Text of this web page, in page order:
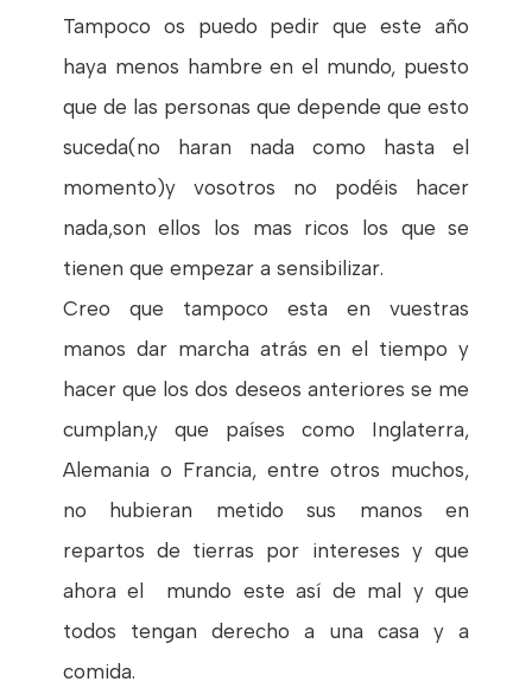
Tampoco os puedo pedir que este año
haya menos hambre en el mundo, puesto
que de las personas que depende que esto
suceda(no haran nada como hasta el
momento)y vosotros no podéis hacer
nada,son ellos los mas ricos los que se
tienen que empezar a sensibilizar.
Creo que tampoco esta en vuestras
manos dar marcha atrás en el tiempo y
hacer que los dos deseos anteriores se me
cumplan,y que países como Inglaterra,
Alemania o Francia, entre otros muchos,
no hubieran metido sus manos en
repartos de tierras por intereses y que
ahora el mundo este así de mal y que
todos tengan derecho a una casa y a
comida.